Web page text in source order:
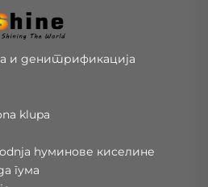
и денитрификација
klupa
hуминове киселине
гума